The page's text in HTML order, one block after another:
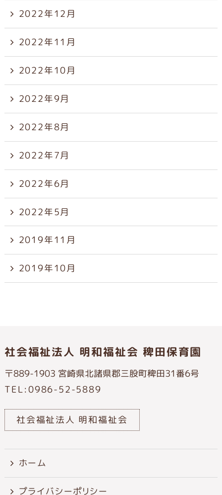
2022年12月
2022年11月
2022年10月
2022年9月
2022年8月
2022年7月
2022年6月
2022年5月
2019年11月
2019年10月
社会福祉法人 明和福祉会 稗田保育園
〒889-1903 宮崎県北諸県郡三股町稗田31番6号
TEL:0986-52-5889
社会福祉法人 明和福祉会
ホーム
プライバシーポリシー